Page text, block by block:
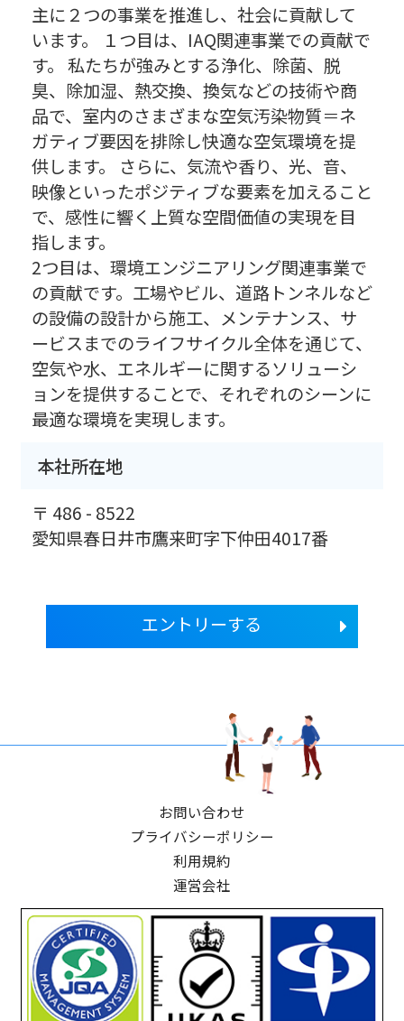
主に２つの事業を推進し、社会に貢献して
います。 １つ目は、IAQ関連事業での貢献で
す。 私たちが強みとする浄化、除菌、脱
臭、除加湿、熱交換、換気などの技術や商
品で、室内のさまざまな空気汚染物質＝ネ
ガティブ要因を排除し快適な空気環境を提
供します。 さらに、気流や香り、光、音、
映像といったポジティブな要素を加えること
で、感性に響く上質な空間価値の実現を目
指します。
2つ目は、環境エンジニアリング関連事業で
の貢献です。工場やビル、道路トンネルなど
の設備の設計から施工、メンテナンス、サ
ービスまでのライフサイクル全体を通じて、
空気や水、エネルギーに関するソリューシ
ョンを提供することで、それぞれのシーンに
最適な環境を実現します。
本社所在地
〒 486 - 8522
愛知県春日井市鷹来町字下仲田4017番
エントリーする
お問い合わせ
プライバシーポリシー
利用規約
運営会社